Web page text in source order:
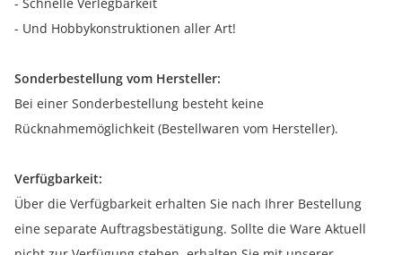
- Und Hobbykonstruktionen aller Art!
Sonderbestellung vom Hersteller:
Bei einer Sonderbestellung besteht keine
Rücknahmemöglichkeit (Bestellwaren vom Hersteller).
Verfügbarkeit:
Über die Verfügbarkeit erhalten Sie nach Ihrer Bestellung
eine separate Auftragsbestätigung. Sollte die Ware Aktuell